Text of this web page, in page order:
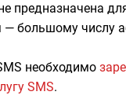
предназначена
— большому числу
необходимо
SMS.